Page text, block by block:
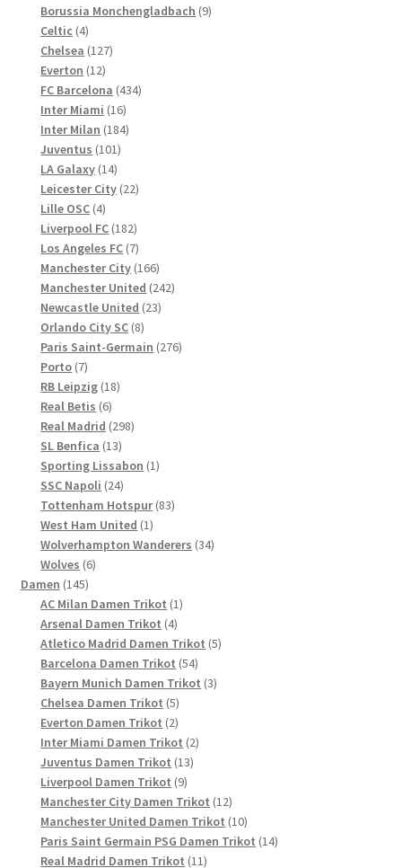
Produkte
Borussia Monchengladbach 99
Celtic 44
Produkte
Chelsea 127127
Everton 1212
Produkte
FC Barcelona 434434
Inter Miami 1616
Produkte
Inter Milan 184184
Juventus 101101
LA Galaxy 1414
Produkte
Leicester City 2222
Lille OSC 44
Produkte
Liverpool FC 182182
Produkte
Los Angeles FC 77
Produkte
Manchester City 166166
Produkte
Manchester United 242242
Newcastle United 2323
Orlando City SC 88
Produkte
Paris Saint-Germain 276276
Porto 77
Produkte
RB Leipzig 1818
Real Betis 66
Produkte
Real Madrid 298298
SL Benfica 1313
Produkte
Sporting Lissabon 11
SSC Napoli 2424
Produkte
Tottenham Hotspur 8383
West Ham United 11
Produkt
Wolverhampton Wanderers 3434
Wolves 66
Damen 145145
Produkte
AC Milan Damen Trikot 11
Arsenal Damen Trikot 44
Produkte
Atletico Madrid Damen Trikot 55
Barcelona Damen Trikot 5454
Produkte
Bayern Munich Damen Trikot 33
Chelsea Damen Trikot 55
Produkte
Everton Damen Trikot 22
Produkte
Inter Miami Damen Trikot 22
Juventus Damen Trikot 1313
Liverpool Damen Trikot 99
Produkte
Manchester City Damen Trikot 1212
Produkte
Manchester United Damen Trikot 1010
Produkte
Paris Saint Germain PSG Damen Trikot 1414
Real Madrid Damen Trikot 1111